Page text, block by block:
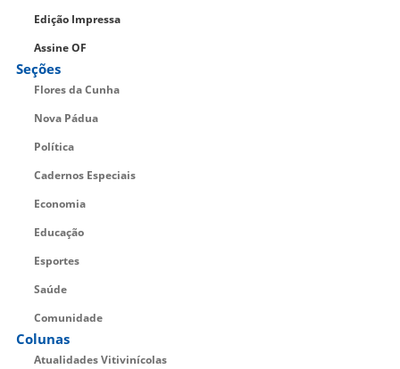
Edição Impressa
Assine OF
Seções
Flores da Cunha
Nova Pádua
Política
Cadernos Especiais
Economia
Educação
Esportes
Saúde
Comunidade
Colunas
Atualidades Vitivinícolas